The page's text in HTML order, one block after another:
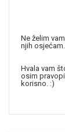
Ne želim
njih osjećam.
Hvala vam
osim
korisno. :)